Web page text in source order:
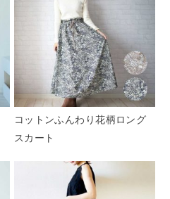
コットンふんわり花柄ロング
スカート